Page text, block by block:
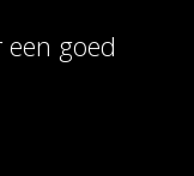
een goed